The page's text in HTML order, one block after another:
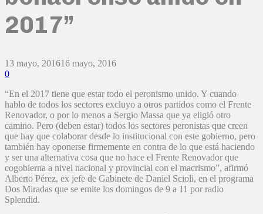
2017”
13 mayo, 201616 mayo, 2016
0
“En el 2017 tiene que estar todo el peronismo unido. Y cuando
hablo de todos los sectores excluyo a otros partidos como el Frente
Renovador, o por lo menos a Sergio Massa que ya eligió otro
camino. Pero (deben estar) todos los sectores peronistas que creen
que hay que colaborar desde lo institucional con este gobierno, pero
también hay oponerse firmemente en contra de lo que está haciendo
y ser una alternativa cosa que no hace el Frente Renovador que
cogobierna a nivel nacional y provincial con el macrismo”, afirmó
Alberto Pérez, ex jefe de Gabinete de Daniel Scioli, en el programa
Dos Miradas que se emite los domingos de 9 a 11 por radio
Splendid.